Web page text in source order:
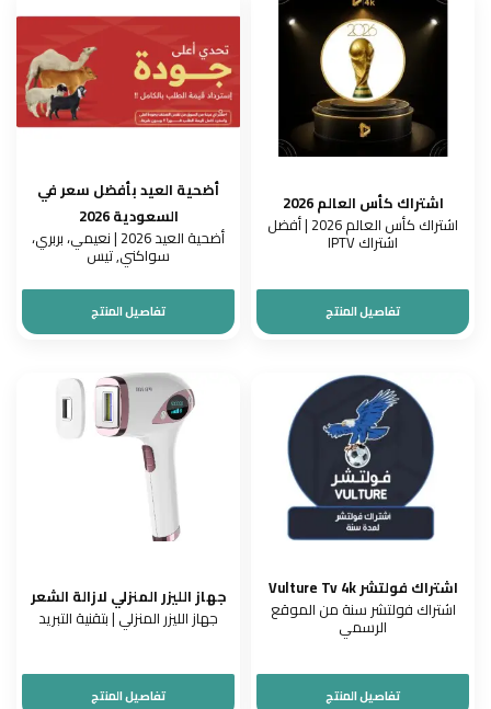
اشتراك كأس العالم 2026
اشتراك كأس العالم 2026 | أفضل
اشتراك IPTV
تفاصيل المنتج
أضحية العيد بأفضل سعر في
السعودية 2026
أضحية العيد 2026 | نعيمي، بربري،
سواكني, تيس
تفاصيل المنتج
اشتراك فولتشر Vulture Tv 4k
اشتراك فولتشر سنة من الموقع
الرسمي
تفاصيل المنتج
جهاز الليزر المنزلي لازالة الشعر
جهاز الليزر المنزلي | بتقنية التبريد
تفاصيل المنتج